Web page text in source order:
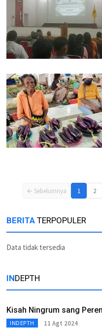
← Sebelumnya 1 2
BERITA TERPOPULER
Data tidak tersedia
INDEPTH
Kisah Ningrum sang
INDEPTH 11 Agt 2024